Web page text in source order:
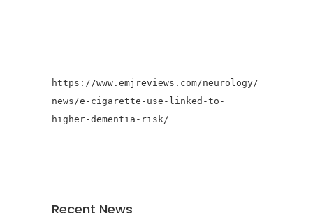
https://www.emjreviews.com/neurology/
news/e-cigarette-use-linked-to-
higher-dementia-risk/
Recent News